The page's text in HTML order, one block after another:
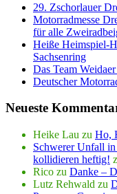
29. Zschorlauer
Motorradmesse
für alle
Heiße Heimspiel-
Sachsenring
Das Team
Deutscher
Neueste
Heike Lau zu Ho,
Schwerer Unfall
kollidieren heftig!
Rico zu Danke –
Lutz Rehwald zu